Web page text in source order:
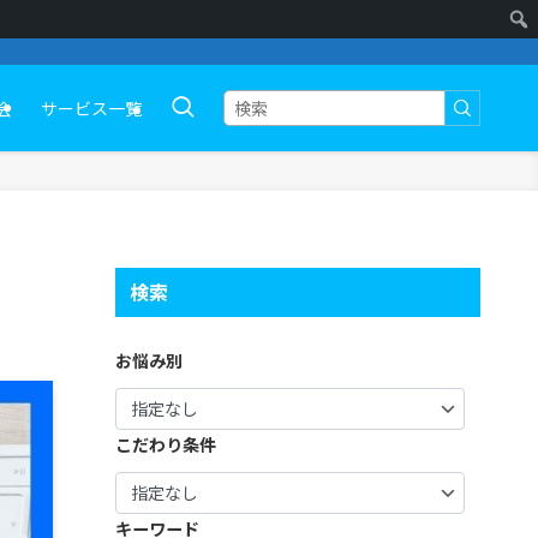
サービス一覧
検索
お悩み別
こだわり条件
キーワード